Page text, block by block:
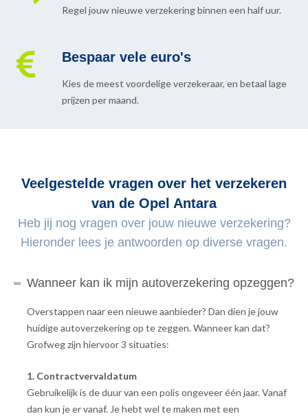
Regel jouw nieuwe verzekering binnen een half uur.
Bespaar vele euro's
Kies de meest voordelige verzekeraar, en betaal lage
prijzen per maand.
Veelgestelde vragen over het verzekeren
van de Opel Antara
Heb jij nog vragen over jouw nieuwe verzekering?
Hieronder lees je antwoorden op diverse vragen.
Wanneer kan ik mijn autoverzekering opzeggen?
Overstappen naar een nieuwe aanbieder? Dan dien je jouw
huidige autoverzekering op te zeggen. Wanneer kan dat?
Grofweg zijn hiervoor 3 situaties:
1. Contractvervaldatum
Gebruikelijk is de duur van een polis ongeveer één jaar. Vanaf
dan kun je er vanaf. Je hebt wel te maken met een